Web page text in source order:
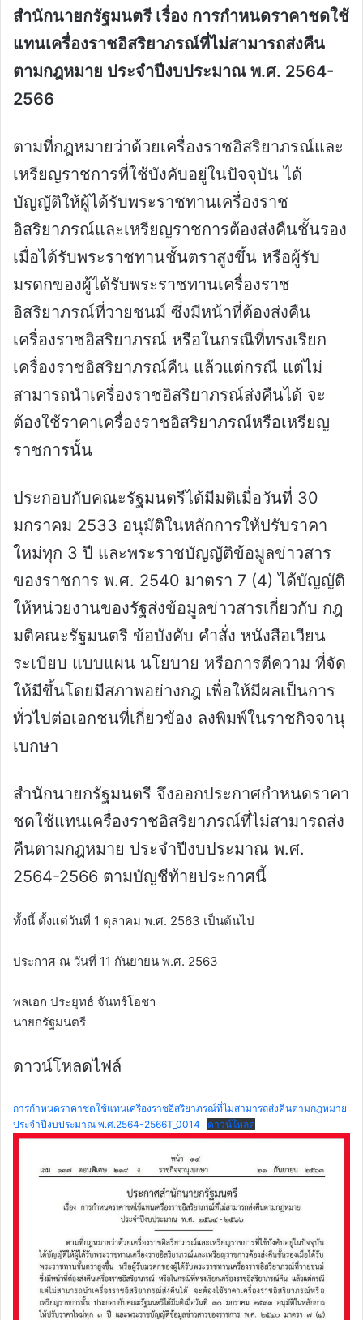
สำนักนายกรัฐมนตรี เรื่อง การกำหนดราคาชดใช้
แทนเครื่องราชอิสริยาภรณ์ที่ไม่สามารถส่งคืน
ตามกฎหมาย ประจำปีงบประมาณ พ.ศ. 2564-
2566
ตามที่กฎหมายว่าด้วยเครื่องราชอิสริยาภรณ์และ
เหรียญราชการที่ใช้บังคับอยู่ในปัจจุบัน ได้
บัญญัติให้ผู้ได้รับพระราชทานเครื่องราช
อิสริยาภรณ์และเหรียญราชการต้องส่งคืนชั้นรอง
เมื่อได้รับพระราชทานชั้นตราสูงขึ้น หรือผู้รับ
มรดกของผู้ได้รับพระราชทานเครื่องราช
อิสริยาภรณ์ที่วายชนม์ ซึ่งมีหน้าที่ต้องส่งคืน
เครื่องราชอิสริยาภรณ์ หรือในกรณีที่ทรงเรียก
เครื่องราชอิสริยาภรณ์คืน แล้วแต่กรณี แต่ไม่
สามารถนำเครื่องราชอิสริยาภรณ์ส่งคืนได้ จะ
ต้องใช้ราคาเครื่องราชอิสริยาภรณ์หรือเหรียญ
ราชการนั้น
ประกอบกับคณะรัฐมนตรีได้มีมติเมื่อวันที่ 30
มกราคม 2533 อนุมัติในหลักการให้ปรับราคา
ใหม่ทุก 3 ปี และพระราชบัญญัติข้อมูลข่าวสาร
ของราชการ พ.ศ. 2540 มาตรา 7 (4) ได้บัญญัติ
ให้หน่วยงานของรัฐส่งข้อมูลข่าวสารเกี่ยวกับ กฎ
มติคณะรัฐมนตรี ข้อบังคับ คำสั่ง หนังสือเวียน
ระเบียบ แบบแผน นโยบาย หรือการตีความ ที่จัด
ให้มีขึ้นโดยมีสภาพอย่างกฎ เพื่อให้มีผลเป็นการ
ทั่วไปต่อเอกชนที่เกี่ยวข้อง ลงพิมพ์ในราชกิจจานุ
เบกษา
สำนักนายกรัฐมนตรี จึงออกประกาศกำหนดราคา
ชดใช้แทนเครื่องราชอิสริยาภรณ์ที่ไม่สามารถส่ง
คืนตามกฎหมาย ประจำปีงบประมาณ พ.ศ.
2564-2566 ตามบัญชีท้ายประกาศนี้
ทั้งนี้ ตั้งแต่วันที่ 1 ตุลาคม พ.ศ. 2563 เป็นต้นไป
ประกาศ ณ วันที่ 11 กันยายน พ.ศ. 2563
พลเอก ประยุทธ์ จันทร์โอชา
นายกรัฐมนตรี
ดาวน์โหลดไฟล์
การกำหนดราคาชดใช้แทนเครื่องราชอิสริยาภรณ์ที่ไม่สามารถส่งคืนตามกฎหมาย
ประจำปีงบประมาณ พ.ศ.2564-2566T_0014
ดาวน์โหลด